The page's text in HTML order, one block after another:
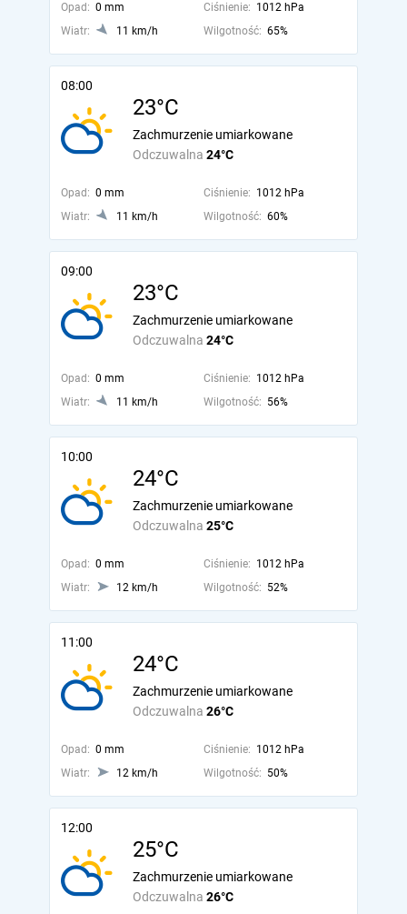
Opad: 0 mm Ciśnienie: 1012 hPa
Wiatr:
11 km/h Wilgotność: 65%
08:00
23°C
Odczuwalna 24°C
Zachmurzenie umiarkowane
Opad: 0 mm Ciśnienie: 1012 hPa
Wiatr:
11 km/h Wilgotność: 60%
09:00
23°C
Odczuwalna 24°C
Zachmurzenie umiarkowane
Opad: 0 mm Ciśnienie: 1012 hPa
Wiatr:
11 km/h Wilgotność: 56%
10:00
24°C
Odczuwalna 25°C
Zachmurzenie umiarkowane
Opad: 0 mm Ciśnienie: 1012 hPa
Wiatr:
12 km/h Wilgotność: 52%
11:00
24°C
Odczuwalna 26°C
Zachmurzenie umiarkowane
Opad: 0 mm Ciśnienie: 1012 hPa
Wiatr:
12 km/h Wilgotność: 50%
12:00
25°C
Odczuwalna 26°C
Zachmurzenie umiarkowane